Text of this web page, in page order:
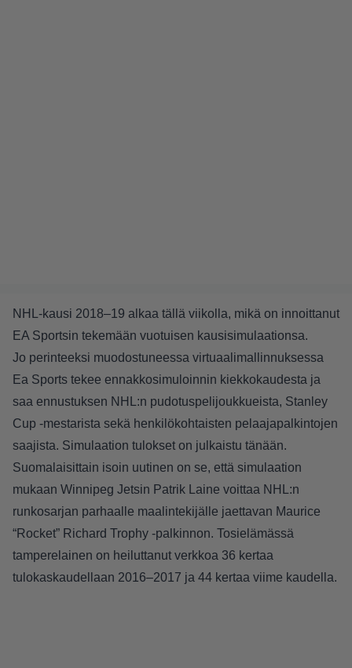
NHL-kausi 2018–19 alkaa tällä viikolla, mikä on innoittanut
EA Sportsin tekemään vuotuisen kausisimulaationsa.
Jo perinteeksi muodostuneessa virtuaalimallinnuksessa
Ea Sports tekee ennakkosimuloinnin kiekkokaudesta ja
saa ennustuksen NHL:n pudotuspelijoukkueista, Stanley
Cup -mestarista sekä henkilökohtaisten pelaajapalkintojen
saajista. Simulaation tulokset on julkaistu tänään.
Suomalaisittain isoin uutinen on se, että simulaation
mukaan Winnipeg Jetsin Patrik Laine voittaa NHL:n
runkosarjan parhaalle maalintekijälle jaettavan Maurice
“Rocket” Richard Trophy -palkinnon. Tosielämässä
tamperelainen on heiluttanut verkkoa 36 kertaa
tulokaskaudellaan 2016–2017 ja 44 kertaa viime kaudella.